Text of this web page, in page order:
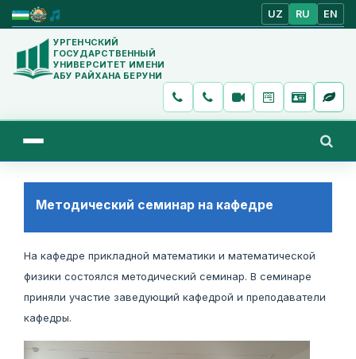
UZ RU EN
УРГЕНЧСКИЙ
ГОСУДАРСТВЕННЫЙ
УНИВЕРСИТЕТ ИМЕНИ
АБУ РАЙХАНА БЕРУНИ
Методический семинар на кафедре
На кафедре прикладной математики и математической
физики состоялся методический семинар. В семинаре
приняли участие заведующий кафедрой и преподаватели
кафедры.